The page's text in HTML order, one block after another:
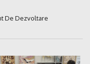
De Dezvoltare